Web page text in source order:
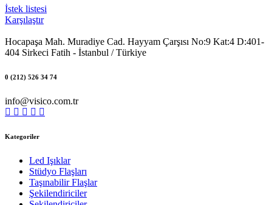
İstek listesi
Karşılaştır
Hocapaşa Mah. Muradiye Cad. Hayyam Çarşısı No:9 Kat:4 D:401-
404 Sirkeci Fatih - İstanbul / Türkiye
0 (212) 526 34 74
info@visico.com.tr
Kategoriler
Led Işıklar
Stüdyo Flaşları
Taşınabilir Flaşlar
Şekilendiriciler